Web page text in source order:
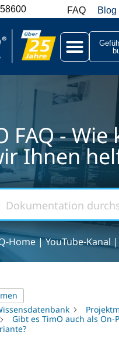
FAQ Blog
FAQ - Wie
Ihnen
Home|YouTube-Kanal |
Gibt es TimO auch als On-